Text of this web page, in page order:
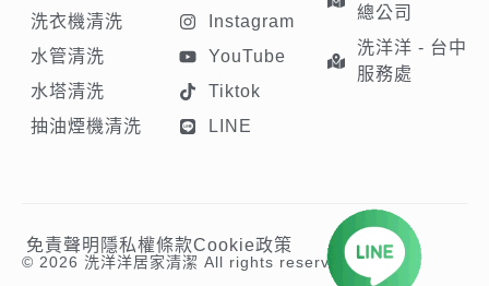
洗衣機清洗
水管清洗
水塔清洗
抽油煙機清洗
Instagram
YouTube
Tiktok
LINE
總公司
洗洋洋 - 台中
服務處
免責聲明 隱私權條款Cookie政策
© 2026 洗洋洋居家清潔 All rights reserve.